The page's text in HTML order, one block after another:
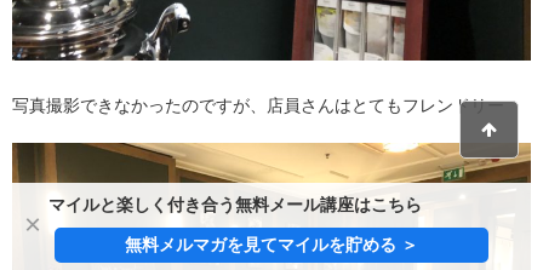
写真撮影できなかったのですが、店員さんはとてもフレンドリー
×
マイルと楽しく付き合う無料メール講座はこちら
無料メルマガを見てマイルを貯める ＞